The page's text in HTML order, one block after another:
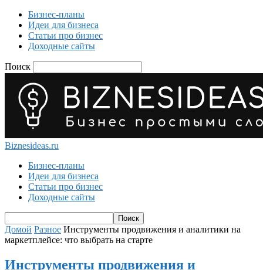
Бизнес-планы
Идеи для бизнеса
Статьи про бизнес
Доходные сайты
Поиск
Biznesideas.ru
Бизнес-планы
Идеи для бизнеса
Статьи про бизнес
Доходные сайты
Домой Разное Инструменты продвижения и аналитики на
маркетплейсе: что выбрать на старте
Инструменты продвижения и